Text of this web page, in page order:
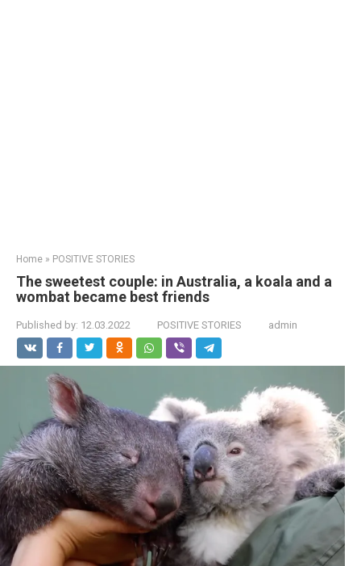
Home » POSITIVE STORIES
The sweetest couple: in Australia, a koala and a
wombat became best friends
Published by: 12.03.2022 POSITIVE STORIES admin